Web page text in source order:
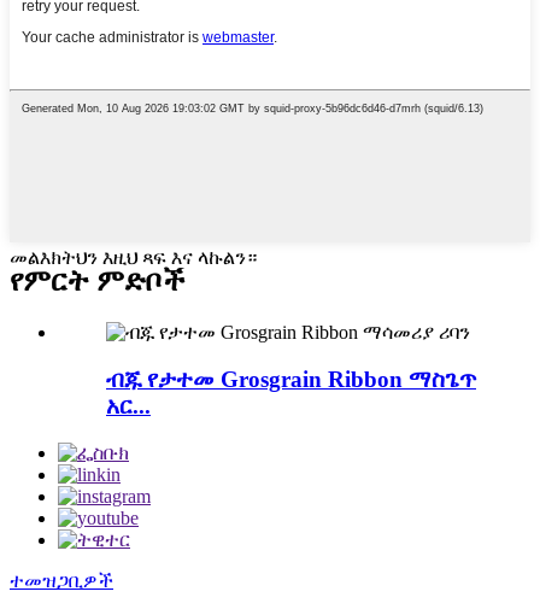
መልእክትህን እዚህ ጻፍ እና ላኩልን።
የምርት ምድቦች
ብጁ የታተመ Grosgrain Ribbon ማስጌጥ
አር...
ተመዝጋቢዎች